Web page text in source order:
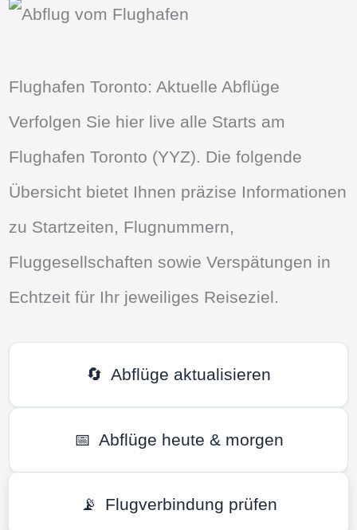
Flughafen Toronto: Aktuelle Abflüge
Verfolgen Sie hier live alle Starts am
Flughafen Toronto (YYZ). Die folgende
Übersicht bietet Ihnen präzise Informationen
zu Startzeiten, Flugnummern,
Fluggesellschaften sowie Verspätungen in
Echtzeit für Ihr jeweiliges Reiseziel.
🔄 Abflüge aktualisieren
📅 Abflüge heute & morgen
📡 Flugverbindung prüfen